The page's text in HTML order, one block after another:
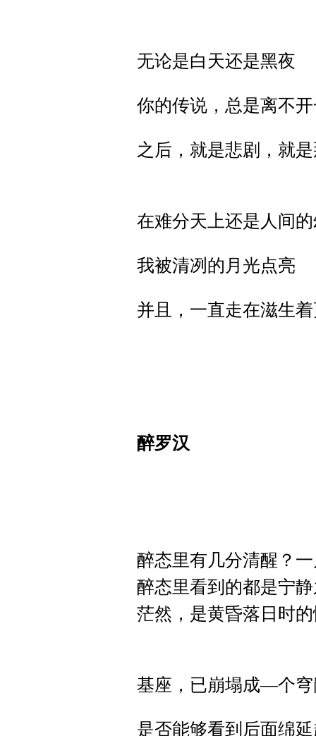
无论是白天还是黑夜
你的传说，总是离不
之后，就是悲剧，就
在难分天上还是人间
我被清冽的月光点亮
并且，一直走在滋生
醉罗汉
醉态里有几分清醒？
醉态里看到的都是宁
茫然，是黄昏落日时
基座，已崩塌成—个
是否能够看到后面绵